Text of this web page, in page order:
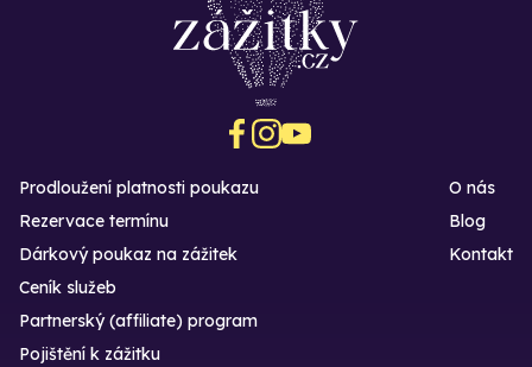
Prodloužení platnosti poukazu
Rezervace termínu
Dárkový poukaz na zážitek
O nás
Blog
Kontakt
Ceník služeb
Partnerský (affiliate) program
Pojištění k zážitku